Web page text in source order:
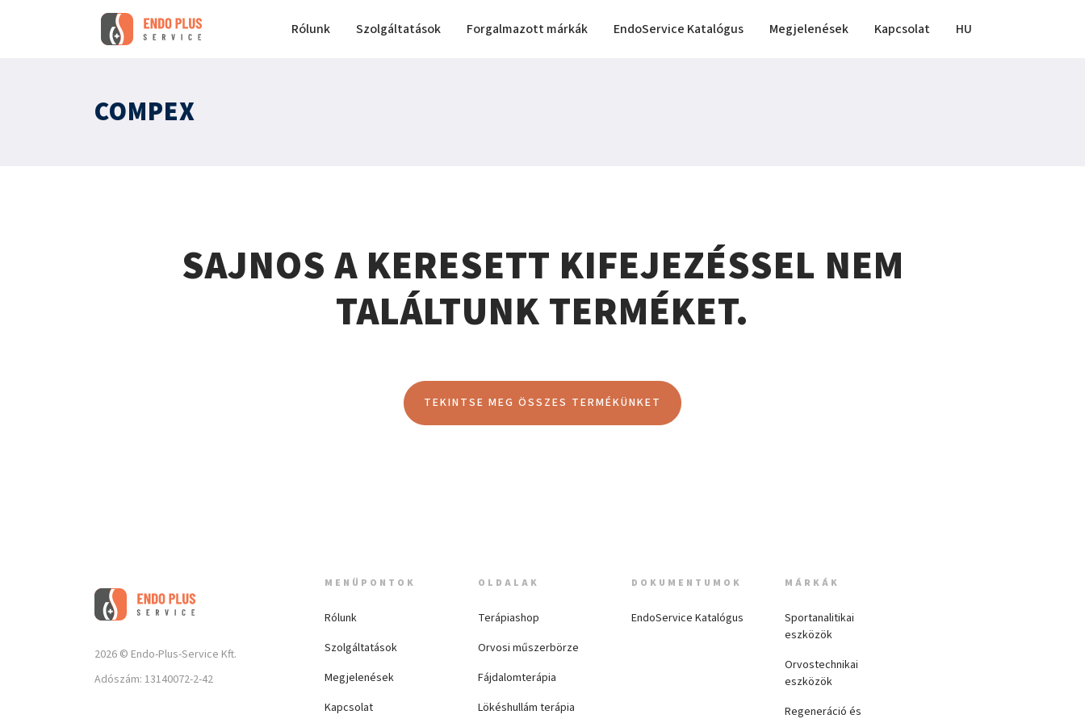
Rólunk Szolgáltatások Forgalmazott márkák EndoService Katalógus Megjelenések Kapcsolat HU
COMPEX
SAJNOS A KERESETT KIFEJEZÉSSEL NEM
TALÁLTUNK TERMÉKET.
TEKINTSE MEG ÖSSZES TERMÉKÜNKET
2026 © Endo-Plus-Service Kft.
Adószám: 13140072-2-42
MENÜPONTOK
Rólunk
Szolgáltatások
Megjelenések
Kapcsolat
OLDALAK
Terápiashop
Orvosi műszerbörze
Fájdalomterápia
Lökéshullám terápia
DOKUMENTUMOK
EndoService Katalógus
MÁRKÁK
Sportanalitikai
eszközök
Orvostechnikai
eszközök
Regeneráció és